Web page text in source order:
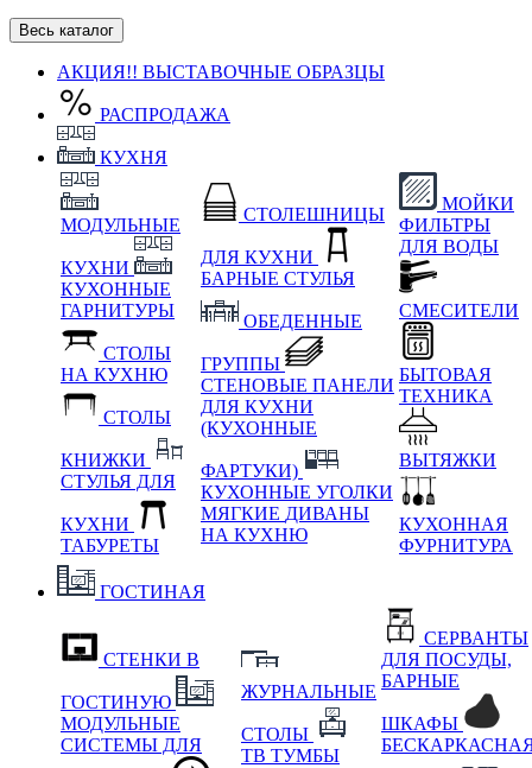
Весь каталог
АКЦИЯ!! ВЫСТАВОЧНЫЕ ОБРАЗЦЫ
РАСПРОДАЖА
КУХНЯ
МОДУЛЬНЫЕ
КУХНИ
КУХОННЫЕ
ГАРНИТУРЫ
СТОЛЫ
НА КУХНЮ
СТОЛЫ
КНИЖКИ
СТУЛЬЯ ДЛЯ
КУХНИ
ТАБУРЕТЫ
СТОЛЕШНИЦЫ
ДЛЯ КУХНИ
БАРНЫЕ СТУЛЬЯ
ОБЕДЕННЫЕ
ГРУППЫ
СТЕНОВЫЕ ПАНЕЛИ
ДЛЯ КУХНИ
(КУХОННЫЕ
ФАРТУКИ)
КУХОННЫЕ УГОЛКИ
МЯГКИЕ ДИВАНЫ
НА КУХНЮ
МОЙКИ
ФИЛЬТРЫ
ДЛЯ ВОДЫ
СМЕСИТЕЛИ
БЫТОВАЯ
ТЕХНИКА
ВЫТЯЖКИ
КУХОННАЯ
ФУРНИТУРА
ГОСТИНАЯ
СТЕНКИ В
ГОСТИНУЮ
МОДУЛЬНЫЕ
СИСТЕМЫ ДЛЯ
ЖУРНАЛЬНЫЕ
СТОЛЫ
ТВ ТУМБЫ
СЕРВАНТЫ
ДЛЯ ПОСУДЫ,
БАРНЫЕ
ШКАФЫ